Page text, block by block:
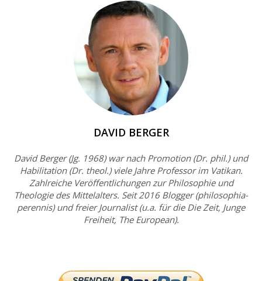
DAVID BERGER
David Berger (Jg. 1968) war nach Promotion (Dr. phil.) und
Habilitation (Dr. theol.) viele Jahre Professor im Vatikan.
Zahlreiche Veröffentlichungen zur Philosophie und
Theologie des Mittelalters. Seit 2016 Blogger (philosophia-
perennis) und freier Journalist (u.a. für die Die Zeit, Junge
Freiheit, The European).